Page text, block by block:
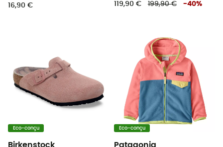
16,90 € 119,90 € 199,90 € -40%
Eco-conçu
Birkenstock
Eco-conçu
Patagonia